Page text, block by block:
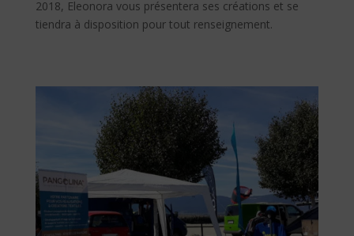
2018, Eleonora vous présentera ses créations et se
tiendra à disposition pour tout renseignement.